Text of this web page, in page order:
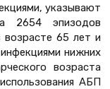
указывают
2654 эпизодов
возрасте 65 лет и
нижних
возраста
АБП